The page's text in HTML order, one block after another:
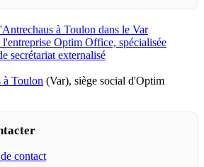
à Toulon (Var), siège social d'Optim
contact